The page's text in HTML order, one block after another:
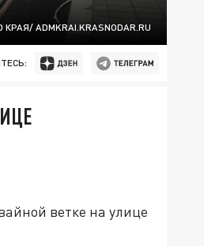
ADMKRAI.KRASNODAR.RU
ветке на улице